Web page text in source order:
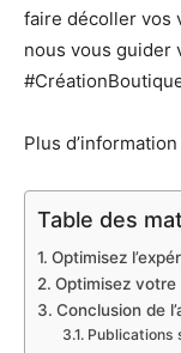
faire décoller vos
nous vous guider
Plus
Table des
Optimisez
Optimisez
Conclusion de
Publications